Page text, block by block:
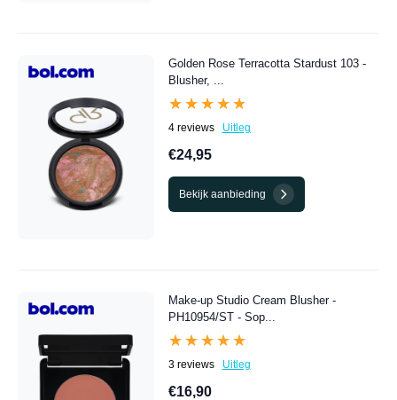
Golden Rose Terracotta Stardust 103 -
Blusher, ...
★★★★★
★★★★★
4 reviews Uitleg
€24,95
Bekijk aanbieding
Make-up Studio Cream Blusher -
PH10954/ST - Sop...
★★★★★
★★★★★
3 reviews Uitleg
€16,90